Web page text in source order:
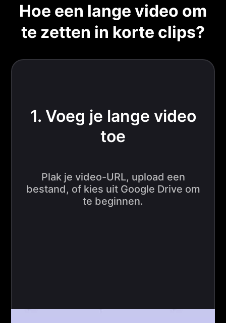
Hoe een lange video om
te zetten in korte clips?
1. Voeg je lange video
toe
Plak je video-URL, upload een
bestand, of kies uit Google Drive om
te beginnen.